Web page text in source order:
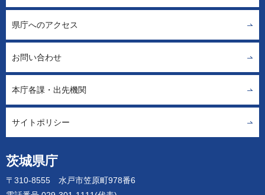
茨城県庁
〒310-8555 水戸市笠原町978番6
県庁へのアクセス
お問い合わせ
本庁各課・出先機関
サイトポリシー